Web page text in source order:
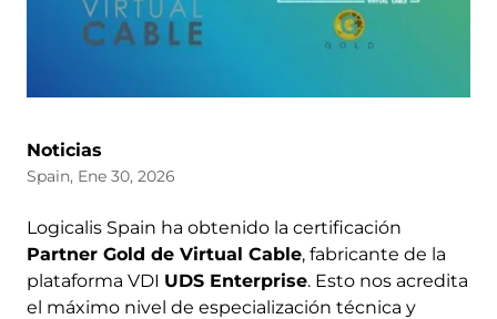
Noticias
Spain, Ene 30, 2026
Logicalis Spain ha obtenido la certificación
Partner Gold de Virtual Cable, fabricante de la
plataforma VDI UDS Enterprise. Esto nos acredita
el máximo nivel de especialización técnica y